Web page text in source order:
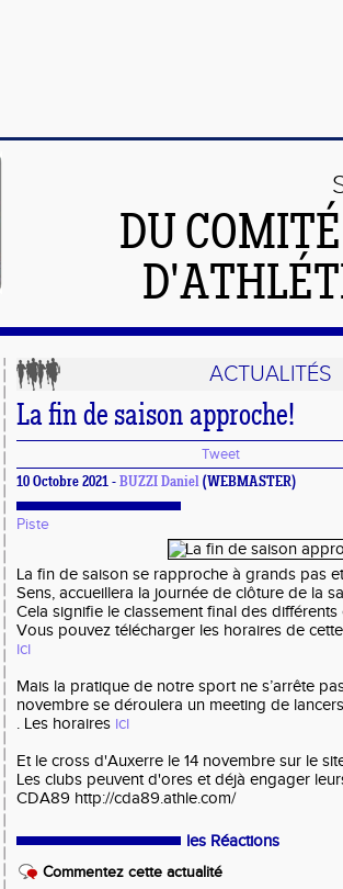
DU
ACTUALITÉS
La fin de saison approche!
Tweet
10 Octobre 2021 - BUZZI Daniel (WEBMASTER)
Piste
La fin de saison se rapproche à grands pas
Sens, accueillera la journée de clôture de la
Cela signifie le classement final des différents
Vous pouvez télécharger les horaires de
ici
Mais la pratique de notre sport ne s’arrête
novembre se déroulera un meeting de
. Les horaires ici
Et le cross d'Auxerre le 14 novembre sur le
Les clubs peuvent d'ores et déjà engager
CDA89 http://cda89.athle.com/
les Réactions
Commentez cette actualité